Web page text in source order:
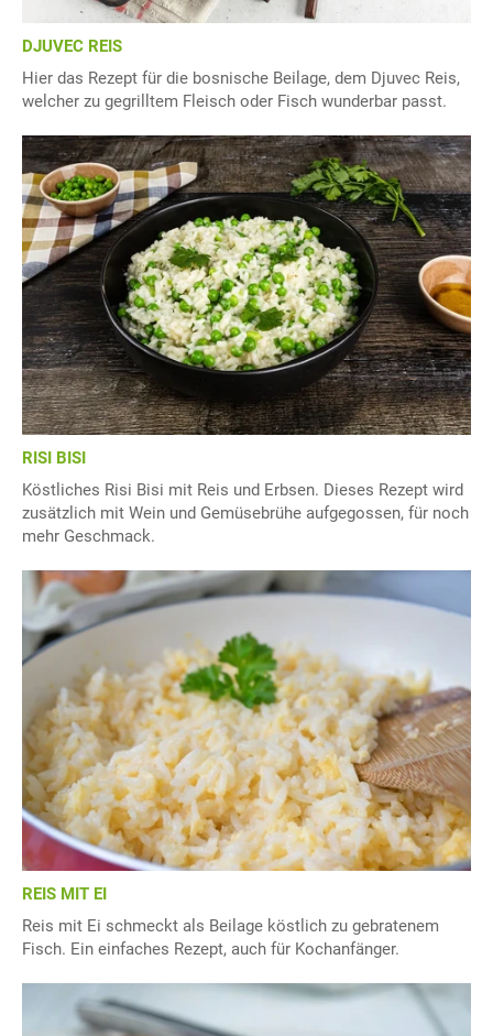
DJUVEC REIS
Hier das Rezept für die bosnische Beilage, dem Djuvec Reis,
welcher zu gegrilltem Fleisch oder Fisch wunderbar passt.
RISI BISI
Köstliches Risi Bisi mit Reis und Erbsen. Dieses Rezept wird
zusätzlich mit Wein und Gemüsebrühe aufgegossen, für noch
mehr Geschmack.
REIS MIT EI
Reis mit Ei schmeckt als Beilage köstlich zu gebratenem
Fisch. Ein einfaches Rezept, auch für Kochanfänger.